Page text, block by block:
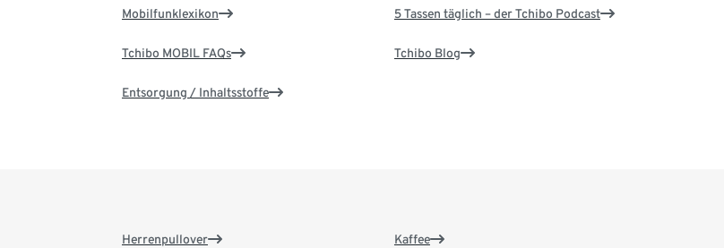
Mobilfunklexikon
Tchibo MOBIL FAQs
Entsorgung / Inhaltsstoffe
5 Tassen täglich – der Tchibo Podcast
Tchibo Blog
Herrenpullover Kaffee